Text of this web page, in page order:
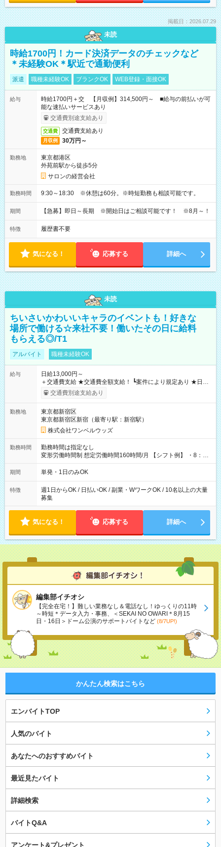
掲載日：2026.07.29
未読
時給1700円！カード決済データのチェックなど
＊未経験OK＊駅近で通勤便利
派遣 職種未経験OK ブランクOK WEB登録・面接OK
給与
時給1700円＋交 【月収例】314,500円～ ■給与の前払いが可
能な速払いサービスあり
交通費別途支給あり
交通費 交通費支給あり
月収例 30万円～
勤務地
東京都港区
外苑前駅から徒歩5分
サロンの経営会社
勤務時間 9:30～18:30 ※休憩は60分。※時短勤務も相談可能です。
期間 【急募】即日～長期 ※開始日はご相談可能です！ ※8月～！
特徴 履歴書不要
気になる！ 応募する 詳細へ
未読
ちいさいかわいいキャラのイベントも！好きな
場所で働ける☆来社不要！働いたその日に給料
もらえる◎/T1
アルバイト 職種未経験OK
給与
日給13,000円～
＋交通費支給 ★交通費全額支給！ ┗案件により規定あり ★日払
いOK！（規定あり） ┗働いたその日に現金GET♪ お仕事後はコ
ンビニATMから 日払い分を引き落とせます！ 【試用期間】試
交通費別途支給あり
勤務地
東京都新宿区
東京都新宿区新宿（最寄り駅：新宿駅）
株式会社ワンベルウッズ
勤務時間
勤務時間は指定なし
変形労働時間制 想定労働時間160時間/月 【シフト例】 ・8：00
～21：00
期間 単発・1日のみOK
特徴
週1日からOK / 日払いOK / 副業・WワークOK / 10名以上の大量
募集
気になる！ 応募する 詳細へ
編集部イチオシ
【完全在宅！】難しい業務なし＆電話なし！ゆっくりの11時
～時短＊データ入力・事務、＜SEKAI NO OWARI＊8月15
日・16日＞ドーム公演のサポートバイトなど (8/7UP!)
かんたん検索はこちら
エンバイトTOP
人気のバイト
あなたへのおすすめバイト
最近見たバイト
詳細検索
バイトQ&A
アンケート&プレゼント